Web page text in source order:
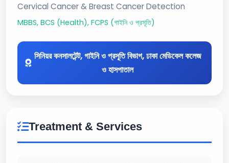
Cervical Cancer & Breast Cancer Detection
MBBS, BCS (Health), FCPS (গাইনি ও প্রসূতি)
সিনিয়র কনসালটেন্ট, গাইনি ও প্রসূতি বিভাগ, ঢাকা মেডিকেল কলেজ
ও হাসপাতাল
Treatment & Services